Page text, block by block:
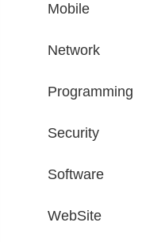
Mobile
Network
Programming
Security
Software
WebSite